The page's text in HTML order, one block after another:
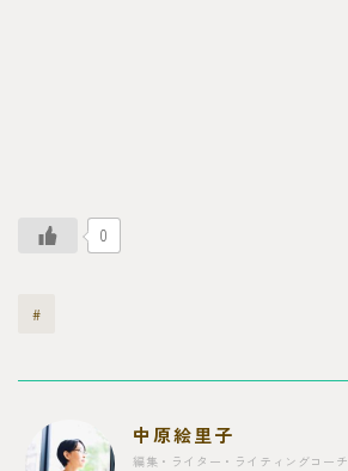
0
#
中原絵里子
編集・ライター・ライティングコーチ